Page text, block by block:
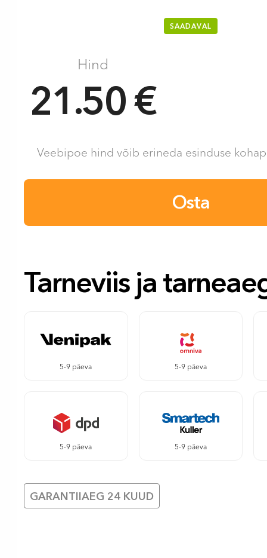
SAADAVAL
Hind
21.50 €
Veebipoe hind võib erineda esinduse
Osta
Tarneviis ja
5-9 päeva 5-9 päeva
5-9 päeva 5-9 päeva
GARANTIIAEG 24 KUUD